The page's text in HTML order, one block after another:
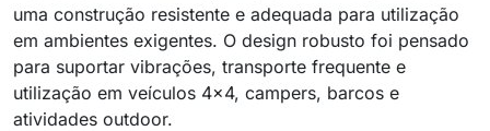
uma construção resistente e adequada para utilização
em ambientes exigentes. O design robusto foi pensado
para suportar vibrações, transporte frequente e
utilização em veículos 4x4, campers, barcos e
atividades outdoor.